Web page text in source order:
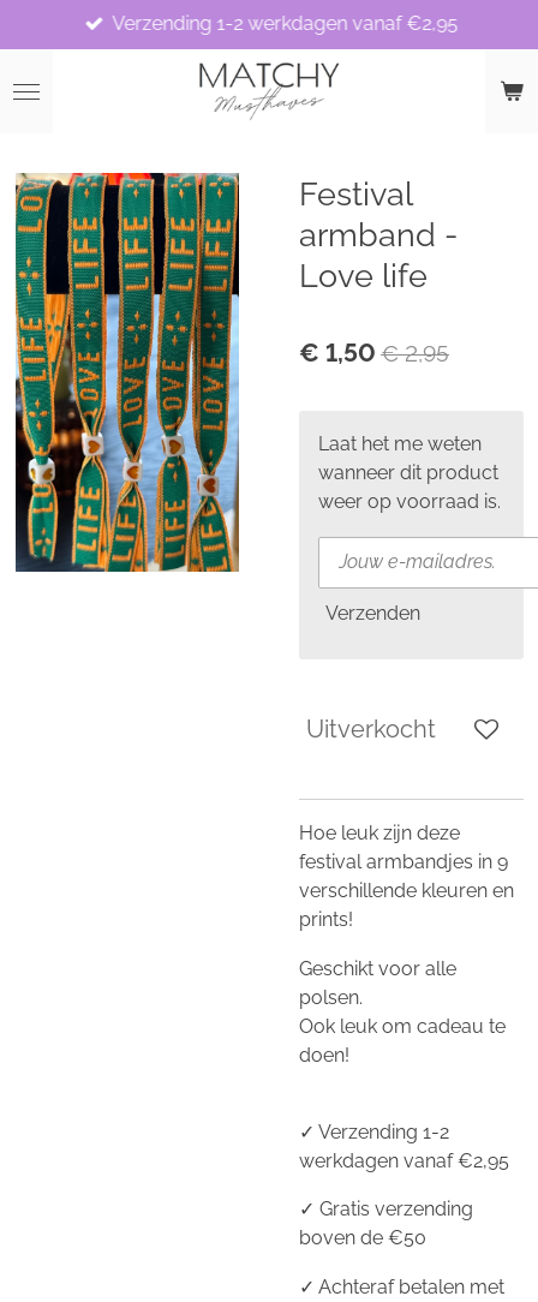
direct
naar
Verzending 1-2 werkdagen vanaf €2,95
Festival
armband -
Love life
€ 1,50 € 2,95
Laat het me weten
wanneer dit product
weer op voorraad is.
Verzenden
Uitverkocht
Hoe leuk zijn deze
festival armbandjes in 9
verschillende kleuren en
prints!
Geschikt voor alle
polsen.
Ook leuk om cadeau te
doen!
✓ Verzending 1-2
werkdagen vanaf €2,95
✓ Gratis verzending
boven de €50
✓ Achteraf betalen met